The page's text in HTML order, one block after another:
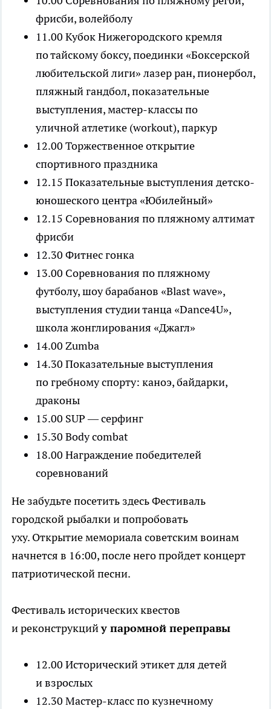
фрисби, волейболу
11.00 Кубок Нижегородского кремля
по тайскому боксу, поединки «Боксерской
любительской лиги» лазер ран, пионербол,
пляжный гандбол, показательные
выступления, мастер-классы по
уличной атлетике (workout), паркур
12.00 Торжественное открытие
спортивного праздника
12.15 Показательные выступления детско-
юношеского центра «Юбилейный»
12.15 Соревнования по пляжному алтимат
фрисби
12.30 Фитнес гонка
13.00 Соревнования по пляжному
футболу, шоу барабанов «Blast wave»,
выступления студии танца «Dance4U»,
школа жонглирования «Джагл»
14.00 Zumba
14.30 Показательные выступления
по гребному спорту: каноэ, байдарки,
драконы
15.00 SUP — серфинг
15.30 Body combat
18.00 Награждение победителей
соревнований
Не забудьте посетить здесь Фестиваль
городской рыбалки и попробовать
уху. Открытие мемориала советским воинам
начнется в 16:00, после него пройдет концерт
патриотической песни.
Фестиваль исторических квестов
и реконструкцийу паромной переправы
12.00 Исторический этикет для детей
и взрослых
12.30 Мастер-класс по кузнечному